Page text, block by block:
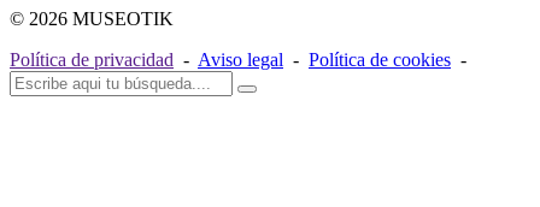
© 2026 MUSEOTIK
Política de privacidad - Aviso legal - Política de cookies -